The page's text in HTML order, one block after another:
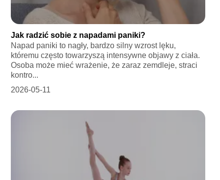
Jak radzić sobie z napadami paniki?
Napad paniki to nagły, bardzo silny wzrost lęku,
któremu często towarzyszą intensywne objawy z ciała.
Osoba może mieć wrażenie, że zaraz zemdleje, straci
kontro...
2026-05-11